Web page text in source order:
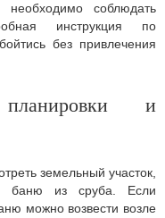
необходимо соблюдать
инструкция по
без привлечения
и
земельный участок,
баню из сруба. Если
можно возвести возле